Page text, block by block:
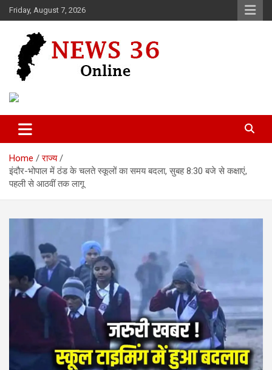
Skip
to
Friday, August 7, 2026
News 36
Home
राज्य
इंदौर-भोपाल में ठंड के चलते स्कूलों का समय बदला, सुबह 8:30 बजे से कक्षाएं,
पहली से आठवीं तक लागू